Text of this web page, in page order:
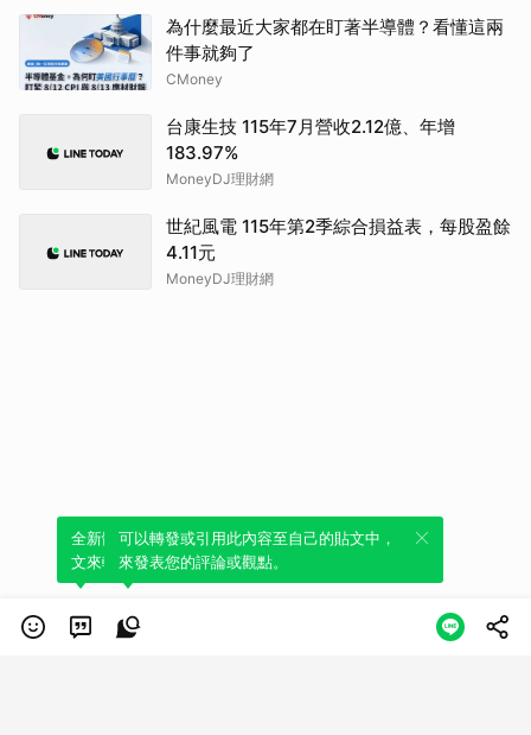
為什麼最近大家都在盯著半導體？看懂這兩
件事就夠了
CMoney
台康生技 115年7月營收2.12億、年增
183.97%
MoneyDJ理財網
世紀風電 115年第2季綜合損益表，每股盈餘
4.11元
MoneyDJ理財網
全新體驗！一鍵引用此內容，透過發布貼
文來輕鬆表達個人立場。
可以轉發或引用此內容至自己的貼文中，
來發表您的評論或觀點。